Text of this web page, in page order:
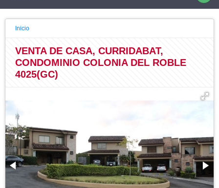
Inicio
VENTA DE CASA, CURRIDABAT,
CONDOMINIO COLONIA DEL ROBLE
4025(GC)